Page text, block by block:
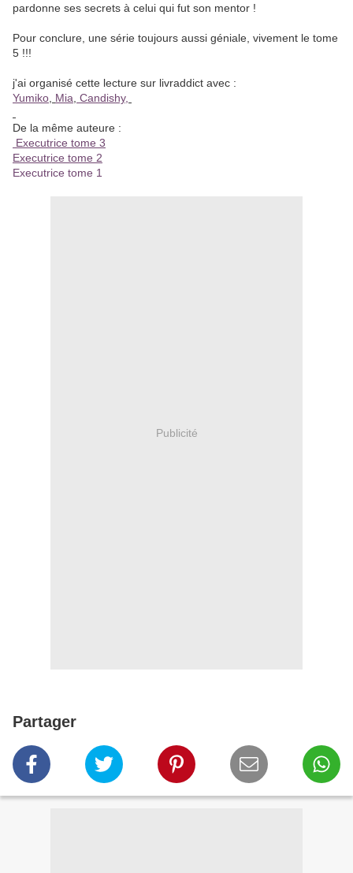
pardonne ses secrets à celui qui fut son mentor !
Pour conclure, une série toujours aussi géniale, vivement le tome
5 !!!
j'ai organisé cette lecture sur livraddict avec :
Yumiko Mia Candishy,
De la même auteure :
Executrice tome 3
Executrice tome 2
Executrice tome 1
Publicité
Partager